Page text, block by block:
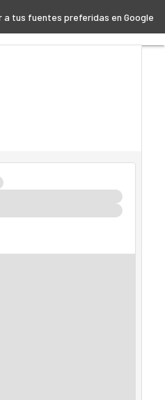
a tus fuentes preferidas en Google